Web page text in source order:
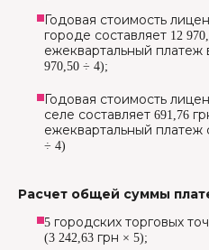
Годовая стоимость
городе составляет 12
ежеквартальный платеж
970,50 ÷ 4);
Годовая стоимость
селе составляет 691,76
ежеквартальный платеж
÷ 4)
Расчет общей суммы
5 городских торговых
(3 242,63 грн × 5);